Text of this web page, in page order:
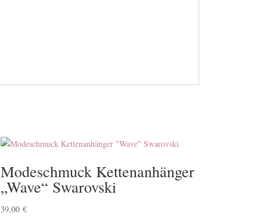
Modeschmuck Kettenanhänger
„Wave“ Swarovski
39,00€